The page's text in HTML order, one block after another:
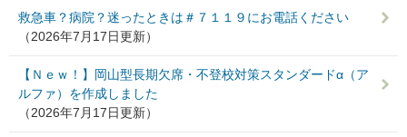
救急車？病院？迷ったときは＃７１１９にお電話ください
（2026年7月17日更新）
【Ｎｅｗ！】岡山型長期欠席・不登校対策スタンダードα（ア
ルファ）を作成しました
（2026年7月17日更新）